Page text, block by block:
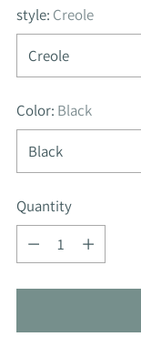
style: Creole
Color: Black
Quantity
Quantity